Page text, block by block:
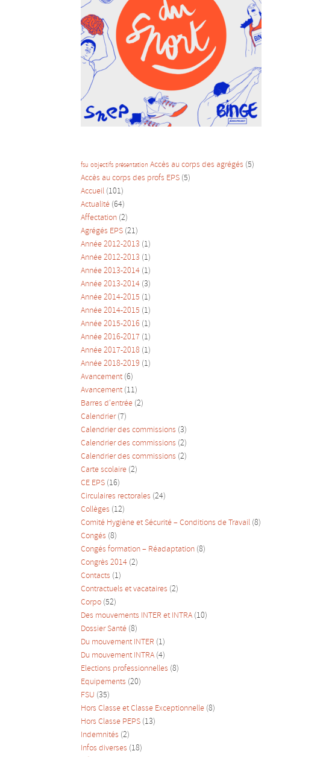
fsu objectifs présentation Accès au corps des agrégés (5)
Accès au corps des profs EPS (5)
Accueil (101)
Actualité (64)
Affectation (2)
Agrégés EPS (21)
Année 2012-2013 (1)
Année 2012-2013 (1)
Année 2013-2014 (1)
Année 2013-2014 (3)
Année 2014-2015 (1)
Année 2014-2015 (1)
Année 2015-2016 (1)
Année 2016-2017 (1)
Année 2017-2018 (1)
Année 2018-2019 (1)
Avancement (6)
Avancement (11)
Barres d'entrée (2)
Calendrier(7)
Calendrier des commissions (3)
Calendrier des commissions (2)
Calendrier des commissions (2)
Carte scolaire (2)
CE EPS (16)
Circulaires rectorales (24)
Collèges (12)
Comité Hygiène et Sécurité – Conditions de Travail (8)
Congés (8)
Congés formation – Réadaptation (8)
Congrès 2014 (2)
Contacts (1)
Contractuels et vacataires (2)
Corpo (52)
Des mouvements INTER et INTRA (10)
Dossier Santé (8)
Du mouvement INTER (1)
Du mouvement INTRA (4)
Elections professionnelles (8)
Equipements (20)
FSU (35)
Hors Classe et Classe Exceptionnelle (8)
Hors Classe PEPS (13)
Indemnités (2)
Infos diverses (18)